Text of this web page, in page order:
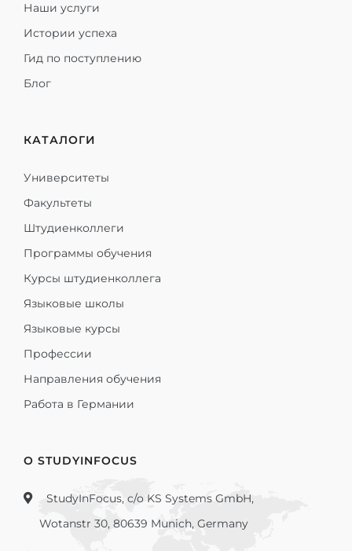
Наши услуги
Истории успеха
Гид по поступлению
Блог
КАТАЛОГИ
Университеты
Факультеты
Штудиенколлеги
Программы обучения
Курсы штудиенколлега
Языковые школы
Языковые курсы
Профессии
Направления обучения
Работа в Германии
О STUDYINFOCUS
StudyInFocus, c/o KS Systems GmbH,
Wotanstr 30, 80639 Munich, Germany